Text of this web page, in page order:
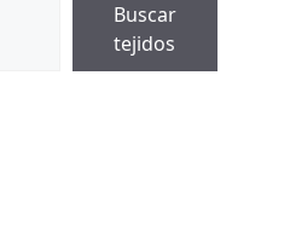
Buscar
tejidos